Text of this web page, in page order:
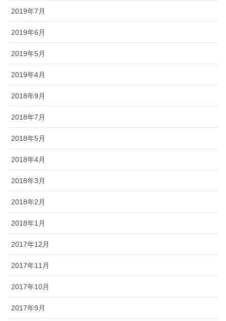
2019年7月
2019年6月
2019年5月
2019年4月
2018年9月
2018年7月
2018年5月
2018年4月
2018年3月
2018年2月
2018年1月
2017年12月
2017年11月
2017年10月
2017年9月